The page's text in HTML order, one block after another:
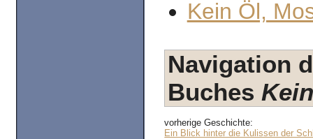
Kein Öl,
Navigation
Buches
vorherige Geschichte:
Ein Blick hinter die Kulissen der